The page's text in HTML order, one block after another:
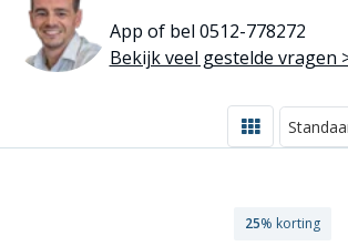
App of bel 0512-778272
Bekijk veel gestelde vragen
25% korting